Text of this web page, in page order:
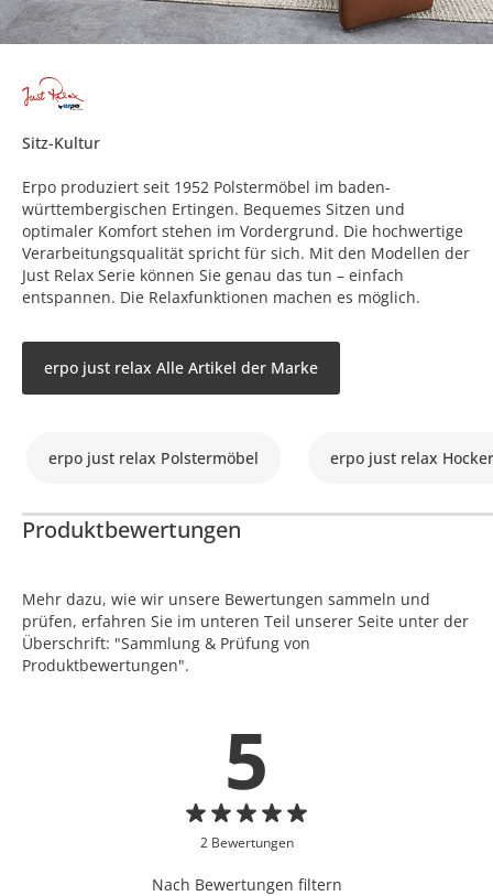
Sitz-Kultur
Erpo produziert seit 1952 Polstermöbel im baden-
württembergischen Ertingen. Bequemes Sitzen und
optimaler Komfort stehen im Vordergrund. Die hochwertige
Verarbeitungsqualität spricht für sich. Mit den Modellen der
Just Relax Serie können Sie genau das tun – einfach
entspannen. Die Relaxfunktionen machen es möglich.
erpo just relax Alle Artikel der Marke
erpo just relax Polstermöbel erpo just relax Hocker
Produktbewertungen
Mehr dazu, wie wir unsere Bewertungen sammeln und
prüfen, erfahren Sie im unteren Teil unserer Seite unter der
Überschrift: "Sammlung & Prüfung von
Produktbewertungen".
5
2 Bewertungen
Nach Bewertungen filtern